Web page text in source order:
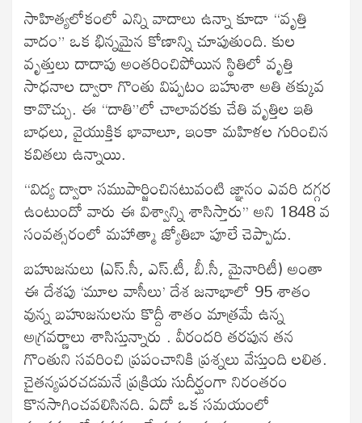
సాహిత్యలోకంలో ఎన్ని వాదాలు ఉన్నా కూడా “వృత్తి
వాదం” ఒక భిన్నమైన కోణాన్ని చూపుతుంది. కుల
వృత్తులు దాదాపు అంతరించిపోయిన స్థితిలో వృత్తి
సాధనాల ద్వారా గొంతు విప్పటం బహుశా అతి తక్కువ
కావొచ్చు. ఈ “దాతి”లో చాలావరకు చేతి వృత్తిల ఇతి
బాధలు, వైయుక్తిక భావాలూ, ఇంకా మహిళల గురించిన
కవితలు ఉన్నాయి.
“విద్య ద్వారా సముపార్జించినటువంటి జ్ఞానం ఎవరి దగ్గర
ఉంటుందో వారు ఈ విశ్వాన్ని శాసిస్తారు’’ అని 1848 వ
సంవత్సరంలో మహాత్మా జ్యోతిబా పూలే చెప్పాడు.
బహుజనులు (ఎస్‌.సీ, ఎస్‌.టీ, బీ.సీ, మైనారిటీ) అంతా
ఈ దేశపు ‘మూల వాసీలు’ దేశ జనాభాలో 95 శాతం
వున్న బహుజనులను కొద్దీ శాతం మాత్రమే ఉన్న
అగ్రవర్ణాలు శాసిస్తున్నారు . వీరందరి తరపున తన
గొంతుని సవరించి ప్రపంచానికి ప్రశ్నలు వేస్తుంది లలిత.
చైతన్యపరచడమనే ప్రక్రియ సుదీర్ఘంగా నిరంతరం
కొనసాగించవలిసినది. ఏదో ఒక సమయంలో